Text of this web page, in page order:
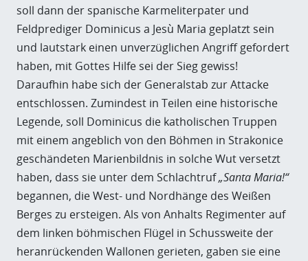
soll dann der spanische Karmeliterpater und
Feldprediger Dominicus a Jesù Maria geplatzt sein
und lautstark einen unverzüglichen Angriff gefordert
haben, mit Gottes Hilfe sei der Sieg gewiss!
Daraufhin habe sich der Generalstab zur Attacke
entschlossen. Zumindest in Teilen eine historische
Legende, soll Dominicus die katholischen Truppen
mit einem angeblich von den Böhmen in Strakonice
geschändeten Marienbildnis in solche Wut versetzt
haben, dass sie unter dem Schlachtruf„Santa Maria!“
begannen, die West- und Nordhänge des Weißen
Berges zu ersteigen. Als von Anhalts Regimenter auf
dem linken böhmischen Flügel in Schussweite der
heranrückenden Wallonen gerieten, gaben sie eine